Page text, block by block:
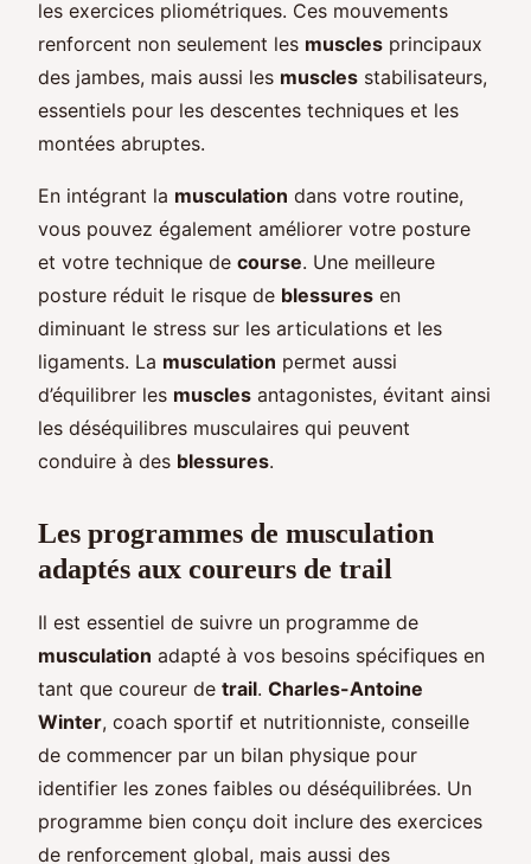
les exercices pliométriques. Ces mouvements
renforcent non seulement les muscles principaux
des jambes, mais aussi les muscles stabilisateurs,
essentiels pour les descentes techniques et les
montées abruptes.
En intégrant la musculation dans votre routine,
vous pouvez également améliorer votre posture
et votre technique de course. Une meilleure
posture réduit le risque de blessures en
diminuant le stress sur les articulations et les
ligaments. La musculation permet aussi
d’équilibrer les muscles antagonistes, évitant ainsi
les déséquilibres musculaires qui peuvent
conduire à des blessures.
Les programmes de musculation
adaptés aux coureurs de trail
Il est essentiel de suivre un programme de
musculation adapté à vos besoins spécifiques en
tant que coureur de trail. Charles-Antoine
Winter, coach sportif et nutritionniste, conseille
de commencer par un bilan physique pour
identifier les zones faibles ou déséquilibrées. Un
programme bien conçu doit inclure des exercices
de renforcement global, mais aussi des